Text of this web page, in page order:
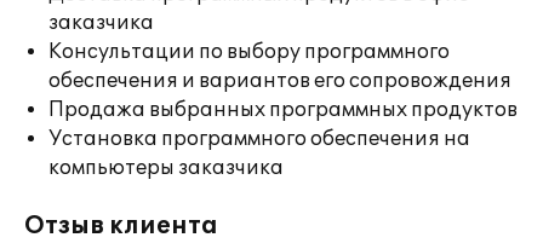
заказчика
Консультации по выбору программного
обеспечения и вариантов его сопровождения
Продажа выбранных программных продуктов
Установка программного обеспечения на
компьютеры заказчика
Отзыв клиента